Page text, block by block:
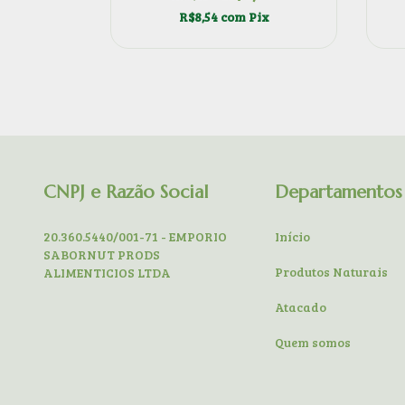
R$8,54 com Pix
CNPJ e Razão Social
20.360.5440/001-71 - EMPORIO
SABORNUT PRODS
ALIMENTICIOS LTDA
Departamentos
Início
Produtos Naturais
Atacado
Quem somos